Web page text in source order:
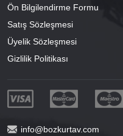
Ön Bilgilendirme Formu
Satış Sözleşmesi
Üyelik Sözleşmesi
Gizlilik Politikası
info@bozkurtav.com